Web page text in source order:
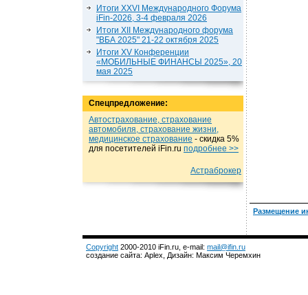
Итоги XXVI Международного Форума
iFin-2026, 3-4 февраля 2026
Итоги XII Международного форума
"ВБА 2025" 21-22 октября 2025
Итоги XV Конференции
«МОБИЛЬНЫЕ ФИНАНСЫ 2025», 20
мая 2025
Спецпредложение:
Автострахование, страхование
автомобиля, страхование жизни,
медицинское страхование - cкидка 5%
для посетителей iFin.ru подробнеe >>
Астраброкер
Размещение
Copyright 2000-2010 iFin.ru, e-mail: mail@ifin.ru
создание сайта: Aplex, Дизайн: Максим Черемхин